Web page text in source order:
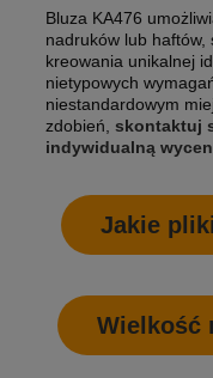
Bluza KA476
nadruków lub haftów,
kreowania unikalnej
nietypowych
niestandardowym
zdobień, skontaktuj
indywidualną
Jakie
Wielkość